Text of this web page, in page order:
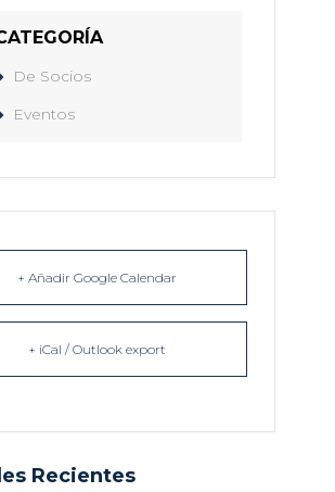
De Socios
Eventos
+ Añadir Google Calendar
+ iCal / Outlook export
Recientes